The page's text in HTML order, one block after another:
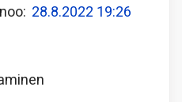
28.8.2022 19:26